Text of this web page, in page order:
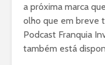
a próxima marca
olho que em breve
Podcast Franquia
também está